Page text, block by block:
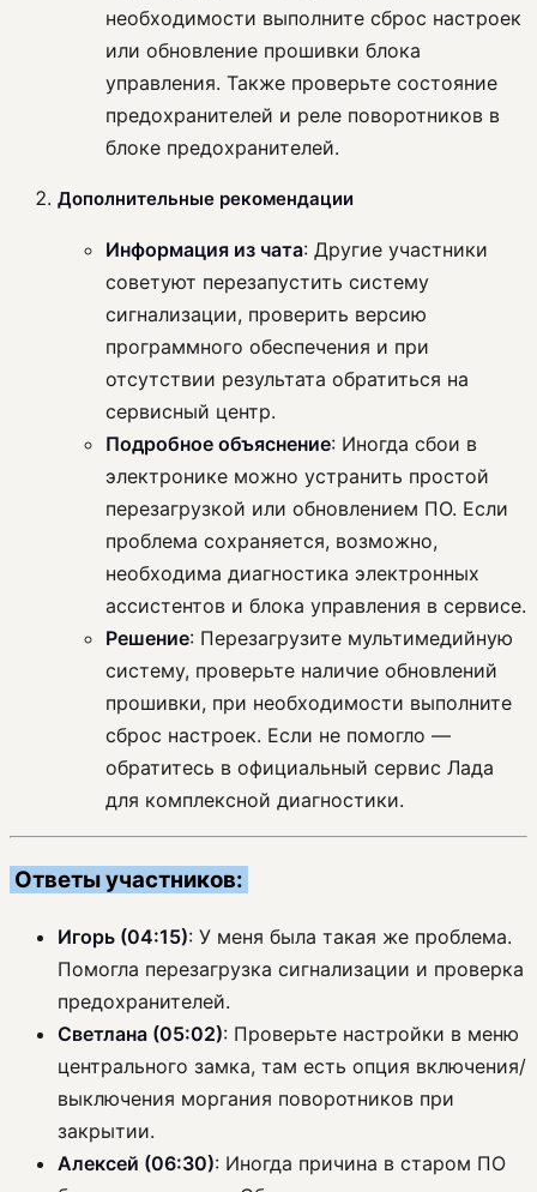
необходимости выполните сброс настроек
или обновление прошивки блока
управления. Также проверьте состояние
предохранителей и реле поворотников в
блоке предохранителей.
Дополнительные рекомендации
Информация из чата: Другие участники
советуют перезапустить систему
сигнализации, проверить версию
программного обеспечения и при
отсутствии результата обратиться на
сервисный центр.
Подробное объяснение: Иногда сбои в
электронике можно устранить простой
перезагрузкой или обновлением ПО. Если
проблема сохраняется, возможно,
необходима диагностика электронных
ассистентов и блока управления в сервисе.
Решение: Перезагрузите мультимедийную
систему, проверьте наличие обновлений
прошивки, при необходимости выполните
сброс настроек. Если не помогло —
обратитесь в официальный сервис Лада
для комплексной диагностики.
Ответы участников:
Игорь (04:15): У меня была такая же проблема.
Помогла перезагрузка сигнализации и проверка
предохранителей.
Светлана (05:02): Проверьте настройки в меню
центрального замка, там есть опция включения/
выключения моргания поворотников при
закрытии.
Алексей (06:30): Иногда причина в старом ПО